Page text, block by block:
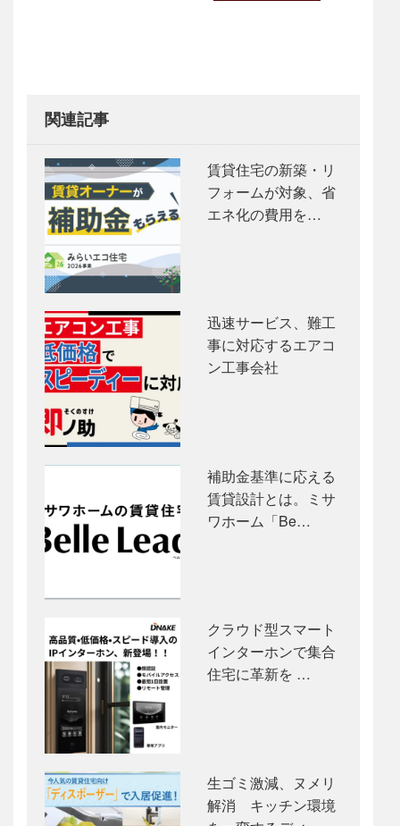
関連記事
賃貸住宅の新築・リ
フォームが対象、省
エネ化の費用を…
迅速サービス、難工
事に対応するエアコ
ン工事会社
補助金基準に応える
賃貸設計とは。ミサ
ワホーム「Be…
クラウド型スマート
インターホンで集合
住宅に革新を …
生ゴミ激減、ヌメリ
解消 キッチン環境